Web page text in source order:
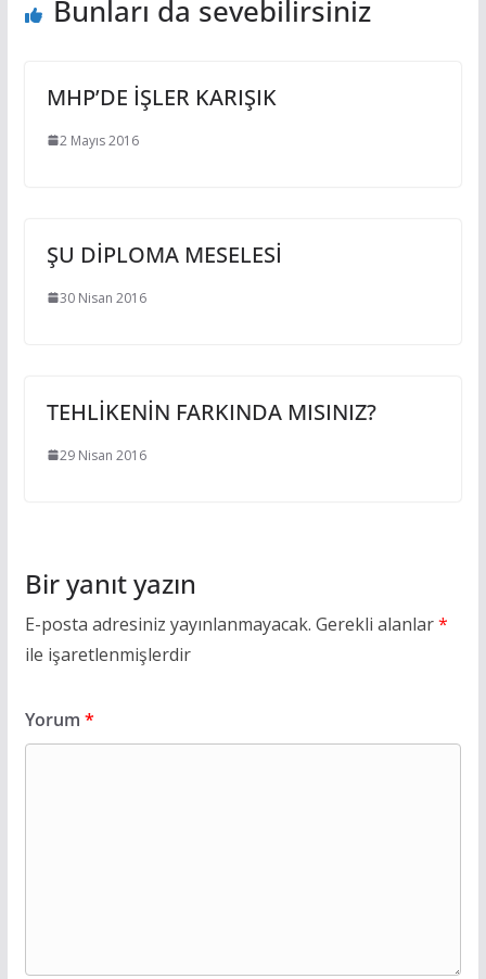
Bunları da sevebilirsiniz
MHP’DE İŞLER KARIŞIK
2 Mayıs 2016
ŞU DİPLOMA MESELESİ
30 Nisan 2016
TEHLİKENİN FARKINDA MISINIZ?
29 Nisan 2016
Bir yanıt yazın
E-posta adresiniz yayınlanmayacak. Gerekli alanlar*
ile işaretlenmişlerdir
Yorum *